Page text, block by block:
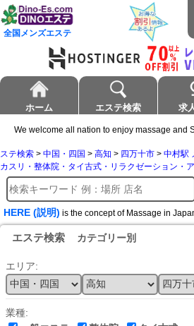
全国メンズエステ
ホーム エステ検索 求
We welcome all nation to enjoy massage and
ステ検索 > 中国・四国 > 高知 > 四万十市 > 中村駅
カスリ・整体院・タイ古式・リラクゼーション・
HERE (説明) is the concept of Massage in
エステ検索 カテゴリー別
エリア:
業種: